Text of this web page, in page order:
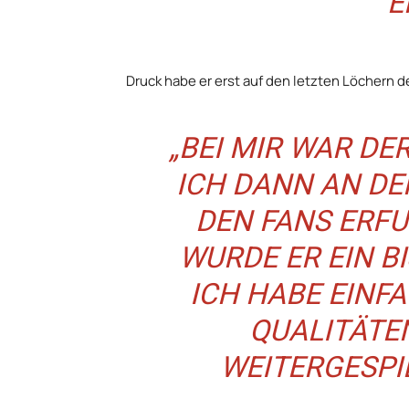
Druck habe er erst auf den letzten Löchern
„BEI MIR WAR
ICH DANN AN
DEN FANS
WURDE ER EIN
ICH HABE